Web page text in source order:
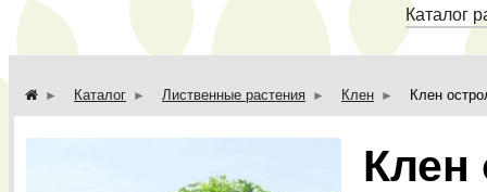
Каталог
Каталог Лиственные растения Клен Клен
Клен